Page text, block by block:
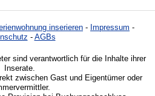
inserieren - Impressum -
- AGBs
sind verantwortlich für die Inhalte ihrer
Inserate.
zwischen Gast und Eigentümer oder